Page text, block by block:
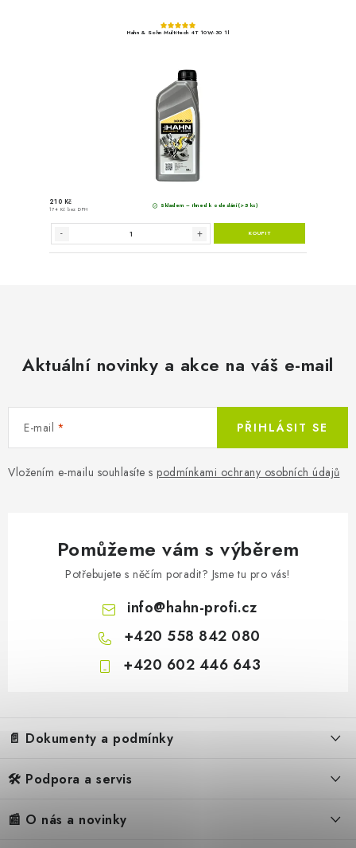
Aktuální novinky a akce na váš e-mail
E-mail
Vložením e-mailu souhlasíte s podmínkami ochrany osobních údajů
PŘIHLÁSIT SE
Pomůžeme vám s výběrem
Potřebujete s něčím poradit? Jsme tu pro vás!
info@hahn-profi.cz
+420 558 842 080
+420 602 446 643
a
t
📄 Dokumenty a podmínky
Obchodní podmínky
🛠️ Podpora a servis
FAQ – Často kladené otázky
📰 O nás a novinky